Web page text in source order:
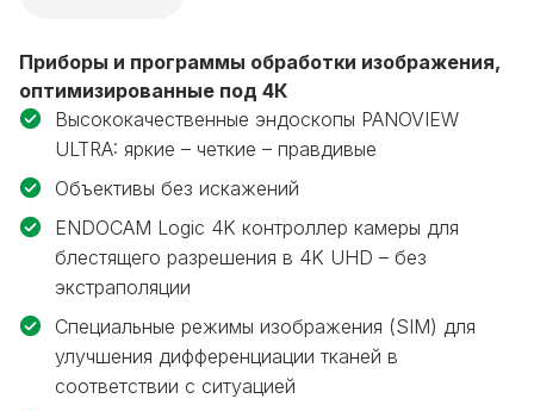
Приборы и программы обработки изображения,
оптимизированные под 4К
Высококачественные эндоскопы PANOVIEW
ULTRA: яркие – четкие – правдивые
Объективы без искажений
ENDOCAM Logic 4K контроллер камеры для
блестящего разрешения в 4K UHD – без
экстраполяции
Специальные режимы изображения (SIM) для
улучшения дифференциации тканей в
соответствии с ситуацией